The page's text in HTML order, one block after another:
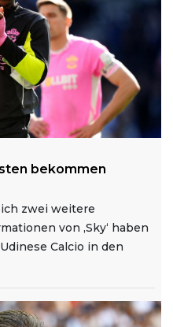
bekommen
zwei weitere
von ‚Sky‘ haben
Calcio in den